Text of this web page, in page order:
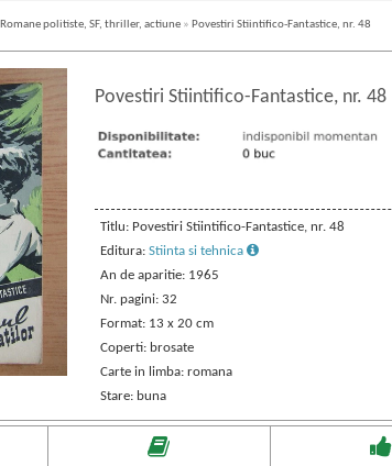
Romane politiste, SF, thriller, actiune » Povestiri Stiintifico-Fantastice, nr. 48
Povestiri Stiintifico-Fantastice, nr. 48
Titlu: Povestiri Stiintifico-Fantastice, nr. 48
Editura: Stiinta si tehnica
An de aparitie: 1965
Nr. pagini: 32
Format: 13 x 20 cm
Coperti: brosate
Carte in limba: romana
Stare: buna